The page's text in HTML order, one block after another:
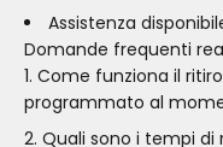
Assistenza
Domande frequenti
Come funziona il
programmato al
Quali sono i tempi di